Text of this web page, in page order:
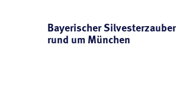
Bayerischer Silvesterzauber
rund um München